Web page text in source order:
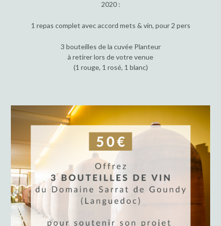
2020 :
1 repas complet avec accord mets & vin, pour 2 pers
3 bouteilles de la cuvée Planteur
à retirer lors de votre venue
(1 rouge, 1 rosé, 1 blanc)